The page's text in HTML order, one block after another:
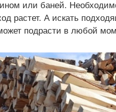
или баней.
растет. А искать
подрасти в любой